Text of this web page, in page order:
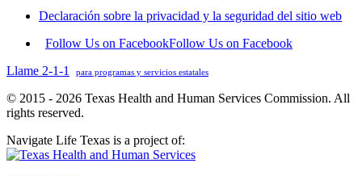
Declaración sobre la privacidad y la seguridad del sitio web
Follow Us on FacebookFollow Us on Facebook
Llame 2-1-1
para programas y servicios estatales
© 2015 - 2026 Texas Health and Human Services Commission. All
rights reserved.
Navigate Life Texas is a project of: